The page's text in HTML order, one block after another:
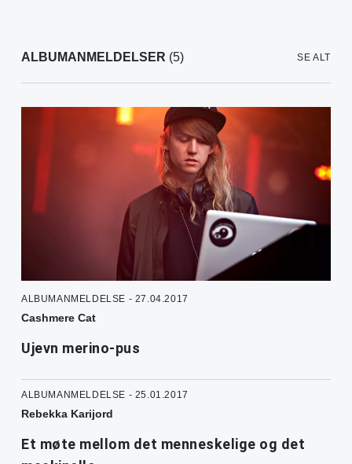
ALBUMANMELDELSER (5) SE ALT
ALBUMANMELDELSE - 27.04.2017
Cashmere Cat
Ujevn merino-pus
ALBUMANMELDELSE - 25.01.2017
Rebekka Karijord
Et møte mellom det menneskelige og det